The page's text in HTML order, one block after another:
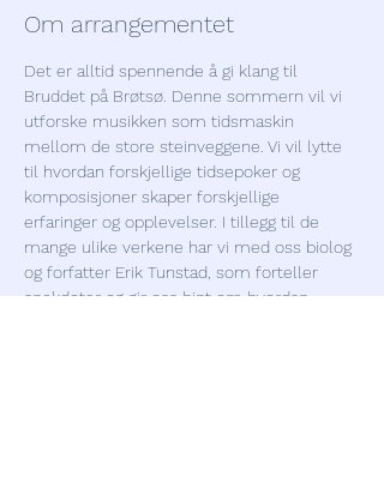
Om arrangementet
Det er alltid spennende å gi klang til
Bruddet på Brøtsø. Denne sommern vil vi
utforske musikken som tidsmaskin
mellom de store steinveggene. Vi vil lytte
til hvordan forskjellige tidsepoker og
komposisjoner skaper forskjellige
erfaringer og opplevelser. I tillegg til de
mange ulike verkene har vi med oss biolog
og forfatter Erik Tunstad, som forteller
anekdoter og gir oss hint om hvordan